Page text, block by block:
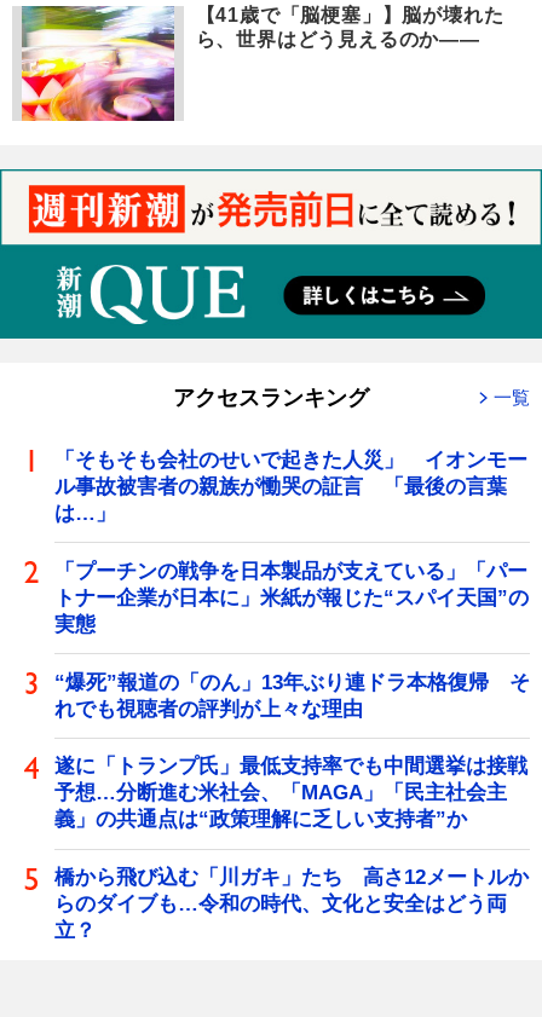
【41歳で「脳梗塞」】脳が壊れた
ら、世界はどう見えるのか――
アクセスランキング 一覧
「そもそも会社のせいで起きた人災」 イオンモー
ル事故被害者の親族が慟哭の証言 「最後の言葉
は…」
「プーチンの戦争を日本製品が支えている」「パー
トナー企業が日本に」米紙が報じた“スパイ天国”の
実態
“爆死”報道の「のん」13年ぶり連ドラ本格復帰 そ
れでも視聴者の評判が上々な理由
遂に「トランプ氏」最低支持率でも中間選挙は接戦
予想…分断進む米社会、「MAGA」「民主社会主
義」の共通点は“政策理解に乏しい支持者”か
橋から飛び込む「川ガキ」たち 高さ12メートルか
らのダイブも…令和の時代、文化と安全はどう両
立？